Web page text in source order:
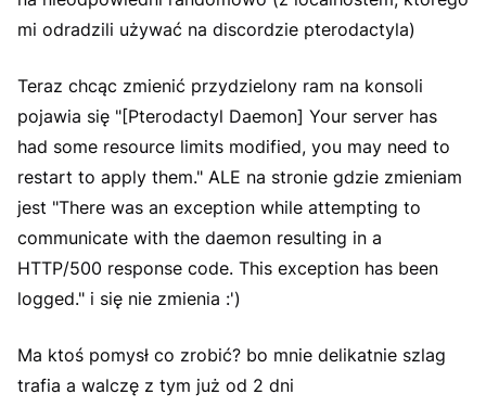
mi odradzili używać na discordzie pterodactyla)
Teraz chcąc zmienić przydzielony ram na konsoli
pojawia się "[Pterodactyl Daemon] Your server has
had some resource limits modified, you may need to
restart to apply them." ALE na stronie gdzie zmieniam
jest "There was an exception while attempting to
communicate with the daemon resulting in a
HTTP/500 response code. This exception has been
logged." i się nie zmienia :')
Ma ktoś pomysł co zrobić? bo mnie delikatnie szlag
trafia a walczę z tym już od 2 dni